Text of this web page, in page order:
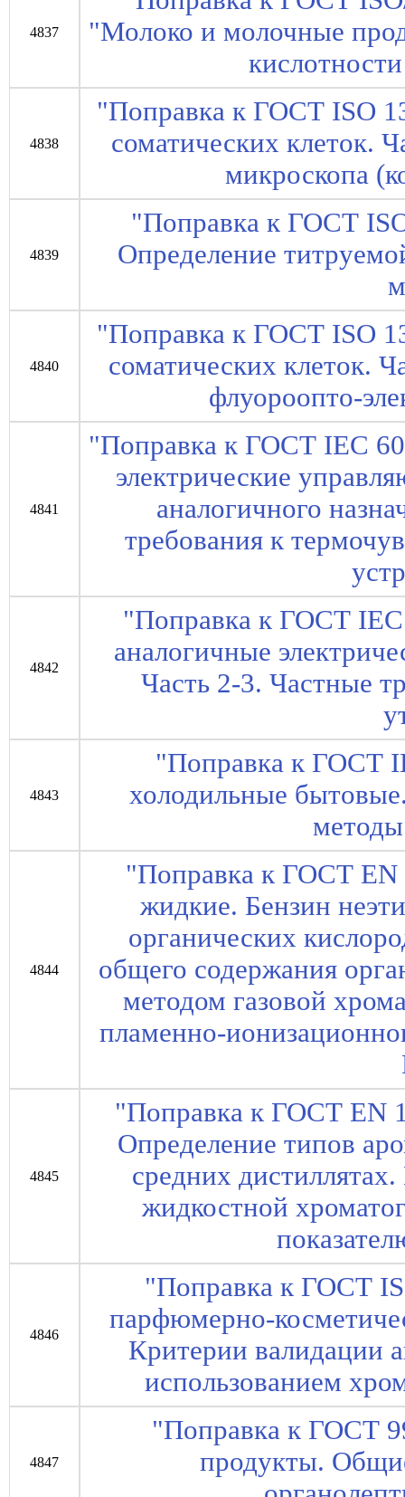
4837
"Молоко и молочные
4838
"Поправка к ГОСТ ISO
соматических клеток.
микроскопа
4839
"Поправка к ГОСТ
Определение
4840
"Поправка к ГОСТ ISO
соматических клеток.
флуороопто-
4841
"Поправка к ГОСТ IEC
электрические
аналогичного
требования к
4842
"Поправка к ГОСТ
аналогичные
Часть 2-3. Частные
4843
"Поправка к ГОСТ
холодильные
4844
"Поправка к ГОСТ EN
жидкие. Бензин
органических
общего содержания
методом газовой
пламенно-
4845
"Поправка к ГОСТ EN
Определение типов
средних
жидкостной
4846
"Поправка к ГОСТ
парфюмерно-
Критерии валидации
использованием
4847
"Поправка к ГОСТ
продукты.